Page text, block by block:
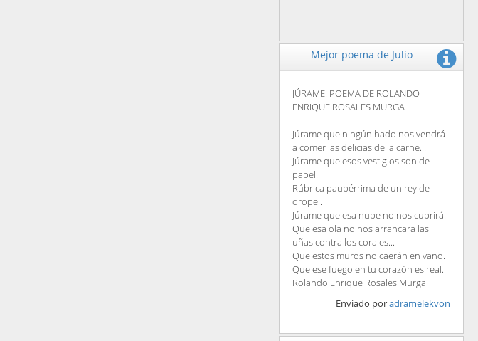
Mejor poema de Julio
JÚRAME. POEMA DE ROLANDO
ENRIQUE ROSALES MURGA
Júrame que ningún hado nos vendrá
a comer las delicias de la carne...
Júrame que esos vestiglos son de
papel.
Rúbrica paupérrima de un rey de
oropel.
Júrame que esa nube no nos cubrirá.
Que esa ola no nos arrancara las
uñas contra los corales...
Que estos muros no caerán en vano.
Que ese fuego en tu corazón es real.
Rolando Enrique Rosales Murga
Enviado poradramelekvon